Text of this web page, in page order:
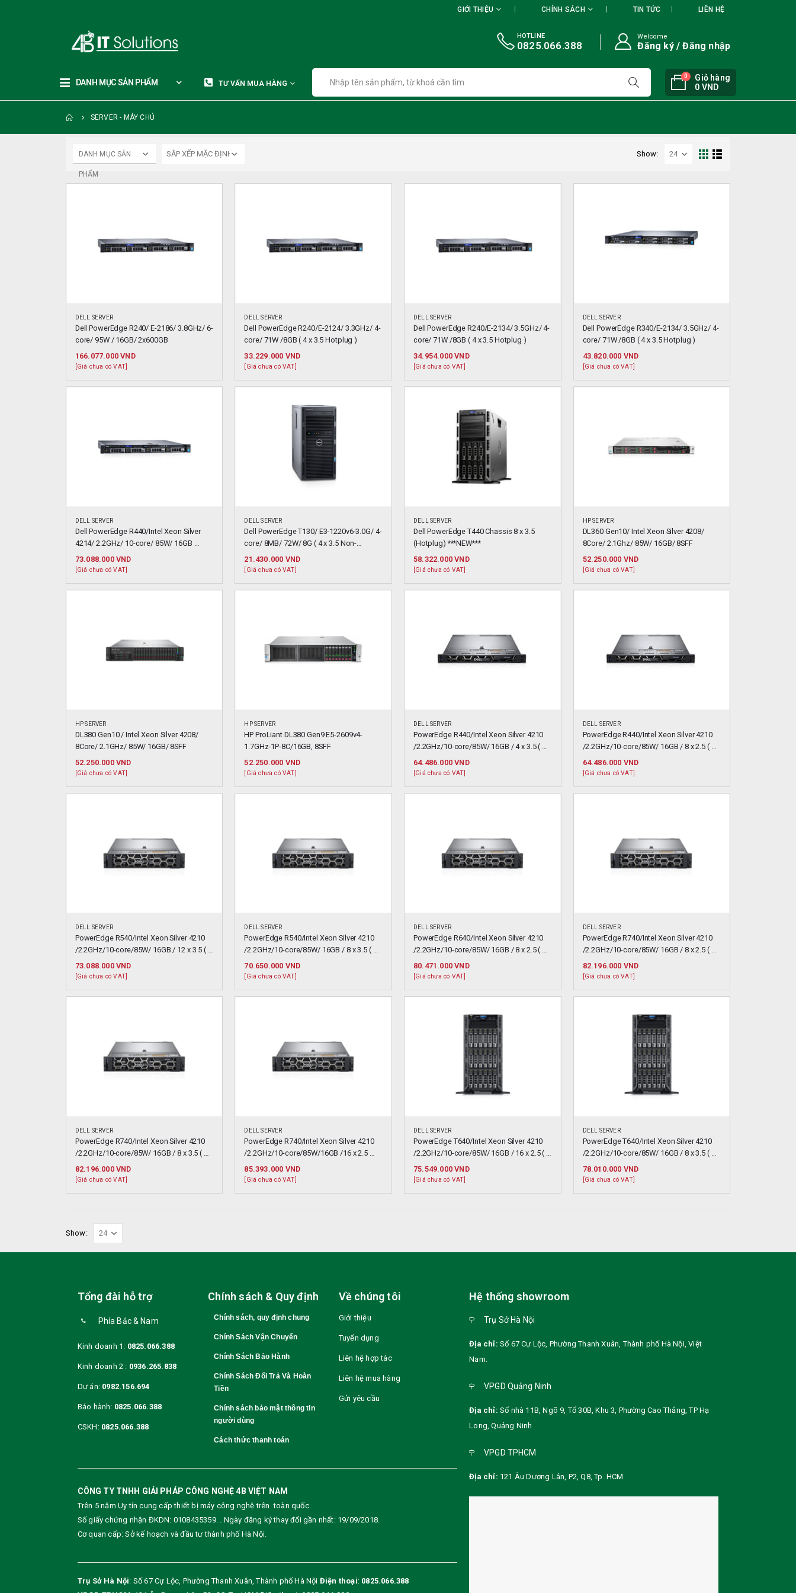
GIỚI THIỆU CHÍNH SÁCH TIN TỨC LIÊN HỆ
HOTLINE
0825.066.388
Welcome
Đăng ký / Đăng nhập
DANH MỤC SẢN PHẨM TƯ VẤN MUA HÀNG
0
Giỏ hàng
0 VND
SERVER - MÁY CHỦ
DANH MỤC SẢN
PHẨM
Show:
DELL SERVER
Dell PowerEdge R240/ E-2186/ 3.8GHz/ 6-
core/ 95W / 16GB/ 2x600GB
166.077.000VND
[Giá chưa có VAT]
DELL SERVER
Dell PowerEdge R240/E-2124/ 3.3GHz/ 4-
core/ 71W /8GB ( 4 x 3.5 Hotplug )
33.229.000 VND
[Giá chưa có VAT]
DELL SERVER
Dell PowerEdge R240/E-2134/ 3.5GHz/ 4-
core/ 71W /8GB ( 4 x 3.5 Hotplug )
34.954.000VND
[Giá chưa có VAT]
DELL SERVER
Dell PowerEdge R340/E-2134/ 3.5GHz/ 4-
core/ 71W /8GB ( 4 x 3.5 Hotplug )
43.820.000 VND
[Giá chưa có VAT]
DELL SERVER
Dell PowerEdge R440/Intel Xeon Silver
4214/ 2.2GHz/ 10-core/ 85W/ 16GB
(8×2.5Hotplug)
73.088.000 VND
[Giá chưa có VAT]
DELL SERVER
Dell PowerEdge T130/ E3-1220v6-3.0G/ 4-
core/ 8MB/ 72W/ 8G ( 4 x 3.5 Non-
Hotplug )
21.430.000 VND
[Giá chưa có VAT]
DELL SERVER
Dell PowerEdge T440 Chassis 8 x 3.5
(Hotplug) ***NEW***
58.322.000VND
[Giá chưa có VAT]
HP SERVER
DL360 Gen10/ Intel Xeon Silver 4208/
8Core/ 2.1Ghz/ 85W/ 16GB/ 8SFF
52.250.000 VND
[Giá chưa có VAT]
HP SERVER
DL380 Gen10 / Intel Xeon Silver 4208/
8Core/ 2.1GHz/ 85W/ 16GB/ 8SFF
52.250.000 VND
[Giá chưa có VAT]
HP SERVER
HP ProLiant DL380 Gen9 E5-2609v4-
1.7GHz-1P-8C/16GB, 8SFF
52.250.000 VND
[Giá chưa có VAT]
DELL SERVER
PowerEdge R440/Intel Xeon Silver 4210
/2.2GHz/10-core/85W/ 16GB / 4 x 3.5 (
Hotplug )
64.486.000VND
[Giá chưa có VAT]
DELL SERVER
PowerEdge R440/Intel Xeon Silver 4210
/2.2GHz/10-core/85W/ 16GB / 8 x 2.5 (
Hotplug )
64.486.000 VND
[Giá chưa có VAT]
DELL SERVER
PowerEdge R540/Intel Xeon Silver 4210
/2.2GHz/10-core/85W/ 16GB / 12 x 3.5 (
Hotplug )
73.088.000 VND
[Giá chưa có VAT]
DELL SERVER
PowerEdge R540/Intel Xeon Silver 4210
/2.2GHz/10-core/85W/ 16GB / 8 x 3.5 (
Hotplug )
70.650.000 VND
[Giá chưa có VAT]
DELL SERVER
PowerEdge R640/Intel Xeon Silver 4210
/2.2GHz/10-core/85W/ 16GB / 8 x 2.5 (
Hotplug )
80.471.000VND
[Giá chưa có VAT]
DELL SERVER
PowerEdge R740/Intel Xeon Silver 4210
/2.2GHz/10-core/85W/ 16GB / 8 x 2.5 (
Hotplug )
82.196.000 VND
[Giá chưa có VAT]
DELL SERVER
PowerEdge R740/Intel Xeon Silver 4210
/2.2GHz/10-core/85W/ 16GB / 8 x 3.5 (
Hotplug )
82.196.000 VND
[Giá chưa có VAT]
DELL SERVER
PowerEdge R740/Intel Xeon Silver 4210
/2.2GHz/10-core/85W/16GB /16 x 2.5
(Hotplug)
85.393.000 VND
[Giá chưa có VAT]
DELL SERVER
PowerEdge T640/Intel Xeon Silver 4210
/2.2GHz/10-core/85W/ 16GB / 16 x 2.5 (
Hotplug )
75.549.000VND
[Giá chưa có VAT]
DELL SERVER
PowerEdge T640/Intel Xeon Silver 4210
/2.2GHz/10-core/85W/ 16GB / 8 x 3.5 (
Hotplug )
78.010.000 VND
[Giá chưa có VAT]
Show:
Tổng đài hỗ trợ
Phía Bắc & Nam
Kinh doanh 1: 0825.066.388
Kinh doanh 2 : 0936.265.838
Dự án: 0982.156.694
Bảo hành: 0825.066.388
CSKH: 0825.066.388
Chính sách & Quy định
Chính sách, quy định chung
Chính Sách Vận Chuyển
Chính Sách Bảo Hành
Chính Sách Đổi Trả Và Hoàn
Tiền
Chính sách bảo mật thông tin
người dùng
Cách thức thanh toán
Về chúng tôi
Giới thiệu
Tuyển dụng
Liên hệ hợp tác
Liên hệ mua hàng
Gửi yêu cầu
CÔNG TY TNHH GIẢI PHÁP CÔNG NGHỆ 4B VIỆT NAM
Trên 5 năm Uy tín cung cấp thiết bị máy công nghệ trên toàn quốc.
Số giấy chứng nhận ĐKDN: 0108435359. . Ngày đăng ký thay đổi gần nhất: 19/09/2018.
Cơ quan cấp: Sở kế hoạch và đầu tư thành phố Hà Nội.
Trụ Sở Hà Nội: Số 67 Cự Lộc, Phường Thanh Xuân, Thành phố Hà Nội Điện thoại: 0825.066.388
Hệ thống showroom
Trụ Sở Hà Nội
Địa chỉ: Số 67 Cự Lộc, Phường Thanh Xuân, Thành phố Hà Nội, Việt
Nam
VPGD Quảng Ninh
Địa chỉ: Số nhà 11B, Ngõ 9, Tổ 30B, Khu 3, Phường Cao Thắng, TP Hạ
Long, Quảng Ninh
VPGD TPHCM
Địa chỉ: 121 Âu Dương Lân, P2, Q8, Tp. HCM